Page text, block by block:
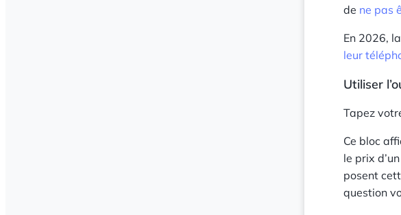
de ne pas
En 2026,
leur
Utiliser
Tapez
Ce bloc
le prix
posent
question